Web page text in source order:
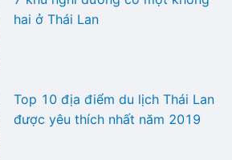
hai ở Thái Lan
Top 10 địa điểm du lịch Thái Lan
được yêu thích nhất năm 2019